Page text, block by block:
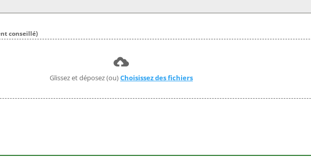
conseillé)
Glissez et déposez (ou)Choisissez des fichiers